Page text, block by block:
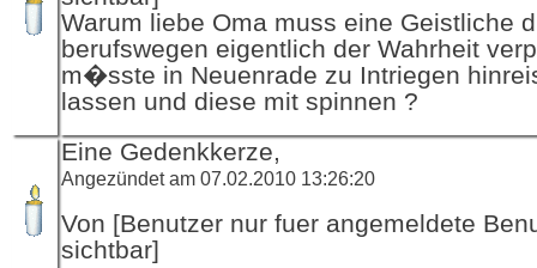
Warum liebe Oma muss eine Geistliche
berufswegen eigentlich der Wahrheit
m�sste in Neuenrade zu Intriegen
lassen und diese mit spinnen ?
Eine Gedenkkerze,
Angezündet am 07.02.2010 13:26:20
Von [Benutzer nur fuer angemeldete
sichtbar]